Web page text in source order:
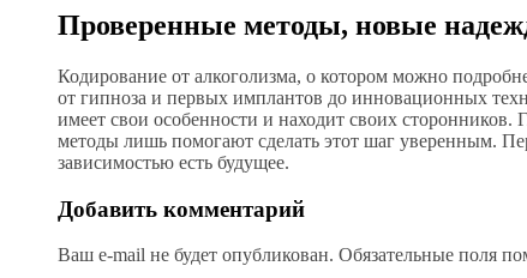
Проверенные методы, новые
Кодирование от алкоголизма, о котором можно
от гипноза и первых имплантов до инновационных
имеет свои особенности и находит своих
методы лишь помогают сделать этот шаг уверенным.
зависимостью есть будущее.
Добавить комментарий
Ваш e-mail не будет опубликован. Обязательные поля